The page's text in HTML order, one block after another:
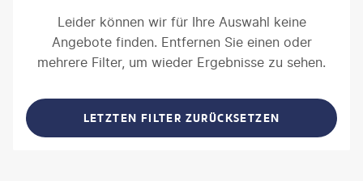
Leider können wir für Ihre Auswahl keine
Angebote finden. Entfernen Sie einen oder
mehrere Filter, um wieder Ergebnisse zu sehen.
LETZTEN FILTER ZURÜCKSETZEN